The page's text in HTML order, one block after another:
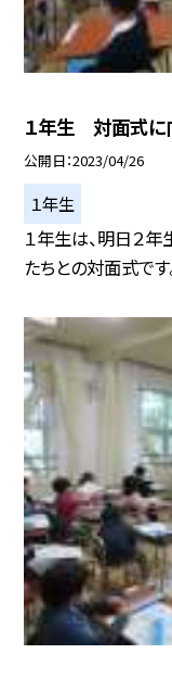
１年生 対面式に
公開日 2023/04/26
１年生
１年生は、明日２
たちとの対面式です